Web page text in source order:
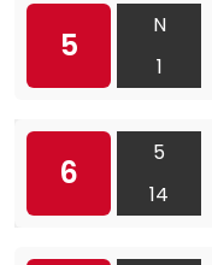
5
N
1
6
5
14